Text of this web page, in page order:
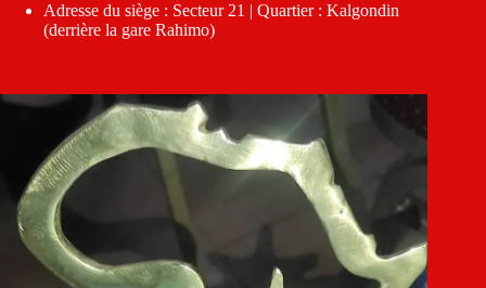
Adresse du siège : Secteur 21 | Quartier : Kalgondin
(derrière la gare Rahimo)